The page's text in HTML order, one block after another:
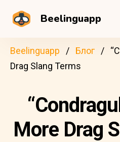
Beelinguapp
Beelinguapp Блог
Drag Slang Terms
More Drag